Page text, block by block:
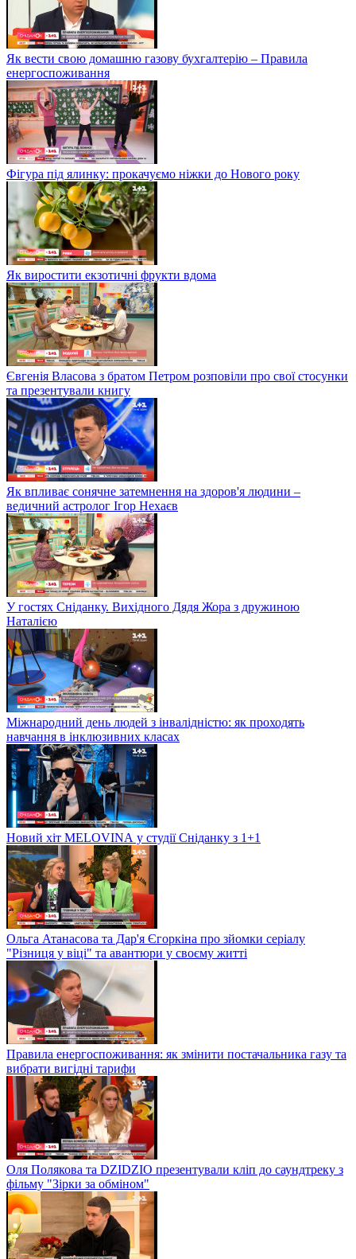
Як вести свою домашню газову бухгалтерію – Правила
енергоспоживання
Фігура під ялинку: прокачуємо ніжки до Нового року
Як виростити екзотичні фрукти вдома
Євгенія Власова з братом Петром розповіли про свої стосунки
та презентували книгу
Як впливає сонячне затемнення на здоров'я людини –
ведичний астролог Ігор Нехаєв
У гостях Сніданку. Вихідного Дядя Жора з дружиною
Наталією
Міжнародний день людей з інвалідністю: як проходять
навчання в інклюзивних класах
Новий хіт MELOVINА у студії Сніданку з 1+1
Ольга Атанасова та Дар'я Єгоркіна про зйомки серіалу
"Різниця у віці" та авантюри у своєму житті
Правила енергоспоживання: як змінити постачальника газу та
вибрати вигідні тарифи
Оля Полякова та DZIDZIO презентували кліп до саундтреку з
фільму "Зірки за обміном"